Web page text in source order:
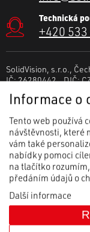
Technická
+420
SolidVision, s.r.o.,
IČ: 26280442 DIČ:
Spisová značka: C
Informace o
Tento web používá
návštěvnosti, které
vám také
nabídky pomoci
na tlačítko
předáním údajů o
Další informace